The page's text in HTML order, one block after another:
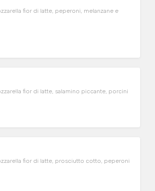
fior di latte, peperoni, melanzane e
fior di latte, salamino piccante, porcini
fior di latte, prosciutto cotto, peperoni